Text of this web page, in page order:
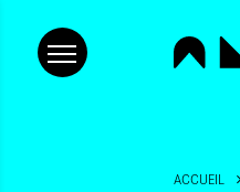
ACCUEIL